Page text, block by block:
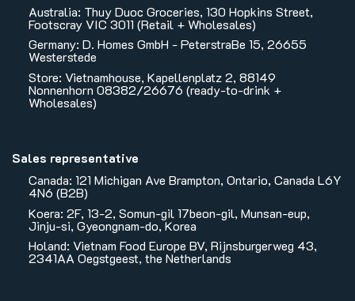
Australia: Thuy Duoc Groceries, 130 Hopkins Street,
Footscray VIC 3011 (Retail + Wholesales)
Germany: D. Homes GmbH - PeterstraBe 15, 26655
Westerstede
Store: Vietnamhouse, Kapellenplatz 2, 88149
Nonnenhorn 08382/26676 (ready-to-drink +
Wholesales)
Sales representative
Canada: 121 Michigan Ave Brampton, Ontario, Canada L6Y
4N6 (B2B)
Koera: 2F, 13-2, Somun-gil 17beon-gil, Munsan-eup,
Jinju-si, Gyeongnam-do, Korea
Holand: Vietnam Food Europe BV, Rijnsburgerweg 43,
2341AA Oegstgeest, the Netherlands